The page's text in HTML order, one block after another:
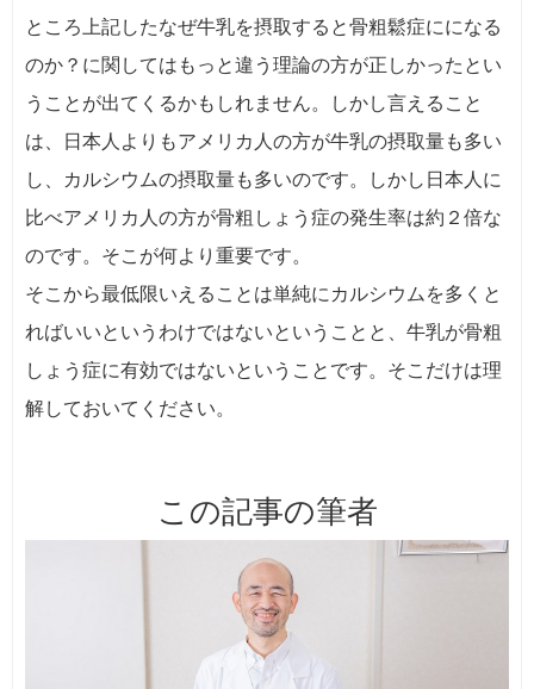
ところ上記したなぜ牛乳を摂取すると骨粗鬆症にになる
のか？に関してはもっと違う理論の方が正しかったとい
うことが出てくるかもしれません。しかし言えること
は、日本人よりもアメリカ人の方が牛乳の摂取量も多い
し、カルシウムの摂取量も多いのです。しかし日本人に
比べアメリカ人の方が骨粗しょう症の発生率は約２倍な
のです。そこが何より重要です。
そこから最低限いえることは単純にカルシウムを多くと
ればいいというわけではないということと、牛乳が骨粗
しょう症に有効ではないということです。そこだけは理
解しておいてください。
この記事の筆者